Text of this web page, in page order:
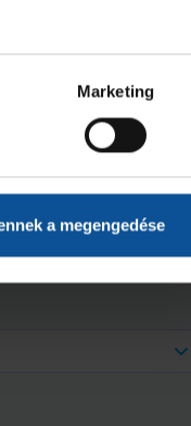
Marketing
a megengedése